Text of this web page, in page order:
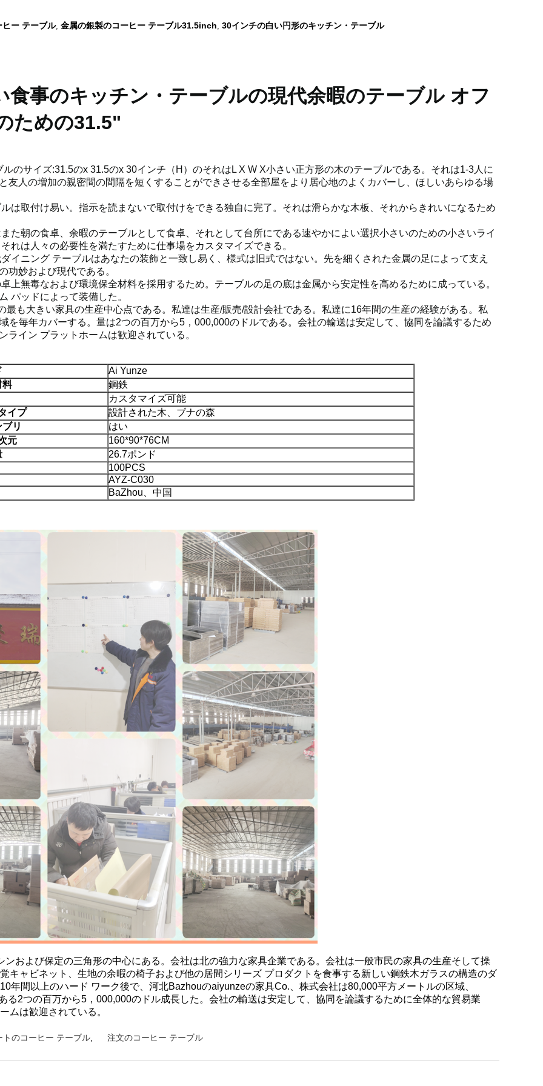
ー テーブル, 金属の銀製のコーヒー テーブル31.5inch, 30インチの白い円形のキッチン・テーブル
食事のキッチン・テーブルの現代余暇のテーブル オフ
ための31.5"
のサイズ:31.5のx 31.5のx 30インチ（H）のそれはL X W X小さい正方形の木のテーブルである。それは1-3人に
友人の増加の親密間の間隔を短くすることができさせる全部屋をより居心地のよくカバーし、ほしいあらゆる場
は取付け易い。指示を読まないで取付けをできる独自に完了。それは滑らかな木板、それからきれいになるため
た朝の食卓、余暇のテーブルとして食卓、それとして台所にである速やかによい選択小さいのための小さいライ
れは人々の必要性を満たすために仕事場をカスタマイズできる。
イニング テーブルはあなたの装飾と一致し易く、様式は旧式ではない。先を細くされた金属の足によって支え
功妙および現代である。
上無毒なおよび環境保全材料を採用するため。テーブルの足の底は金属から安定性を高めるために成っている。
パッドによって装備した。
も大きい家具の生産中心点である。私達は生産/販売/設計会社である。私達に16年間の生産の経験がある。私
を毎年カバーする。量は2つの百万から5，000,000のドルである。会社の輸送は安定して、協同を論議するため
イン プラットホームは歓迎されている。
Ai Yunze
料
鋼鉄
カスタマイズ可能
イプ
設計された木、ブナの森
リ
はい
元
160*90*76CM
26.7ポンド
100PCS
AYZ-C030
BaZhou、中国
および保定の三角形の中心にある。会社は北の強力な家具企業である。会社は一般市民の家具の生産そして操
キャビネット、生地の余暇の椅子および他の居間シリーズ プロダクトを食事する新しい鋼鉄木ガラスの構造のダ
年間以上のハード ワーク後で、河北Bazhouのaiyunzeの家具Co.、株式会社は80,000平方メートルの区域、
る2つの百万から5，000,000のドル成長した。会社の輸送は安定して、協同を論議するために全体的な貿易業
ムは歓迎されている。
トのコーヒー テーブル 注文のコーヒー テーブル